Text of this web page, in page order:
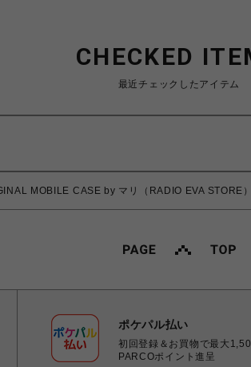
CHECKED
最近チェックしたアイテム
MOBILE CASE by マリ（RADIO EVA STORE
ポケパル払い
初回登録＆お買物で最大
PARCOポイント進呈